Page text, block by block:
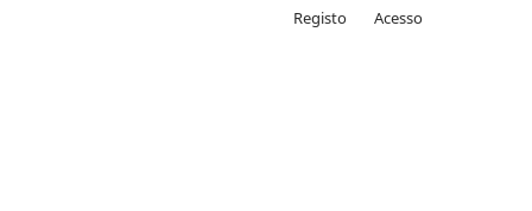
Registo Acesso